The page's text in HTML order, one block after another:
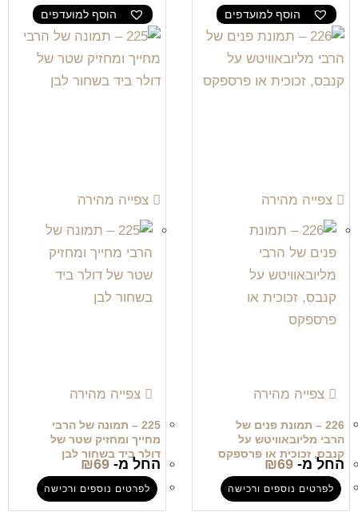
הוסף למועדפים
צפייה מהירה
צפייה מהירה
226 – תמונת פנים של
הרבי מליובאוויטש על
קנבס, זכוכית או פרספקס
החל מ- ₪69
לפרטים נוספים ורכישה
הוסף למועדפים
צפייה מהירה
צפייה מהירה
225 – תמונה של הרבי
מחייך ומחזיק שטר של
דולר ביד בשחור לבן
החל מ- ₪69
לפרטים נוספים ורכישה